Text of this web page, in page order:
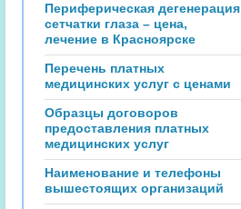
Периферическая дегенерация
сетчатки глаза – цена,
лечение в Красноярске
Перечень платных
медицинских услуг с ценами
Образцы договоров
предоставления платных
медицинских услуг
Наименование и телефоны
вышестоящих организаций